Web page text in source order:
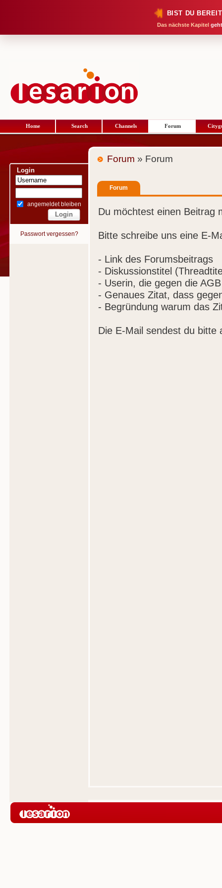
BIST DU
Das nächste Kapitel
Home Search Channels Forum
Login
angemeldet bleiben
Passwort vergessen?
Forum » Forum
Forum
Du möchtest einen Beitrag
Bitte schreibe uns eine E-
- Link des Forumsbeitrags
- Diskussionstitel
- Userin, die gegen die
- Genaues Zitat, dass
- Begründung warum das
Die E-Mail sendest du bitte